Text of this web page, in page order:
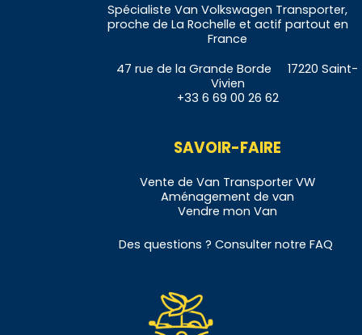
Spécialiste Van Volkswagen Transporter,
proche de La Rochelle et actif partout en
France
47 rue de la Grande Borde 17220 Saint-
Vivien
+33 6 69 00 26 62
SAVOIR-FAIRE
Vente de Van Transporter VW
Aménagement de van
Vendre mon Van
Des questions ? Consulter notre FAQ